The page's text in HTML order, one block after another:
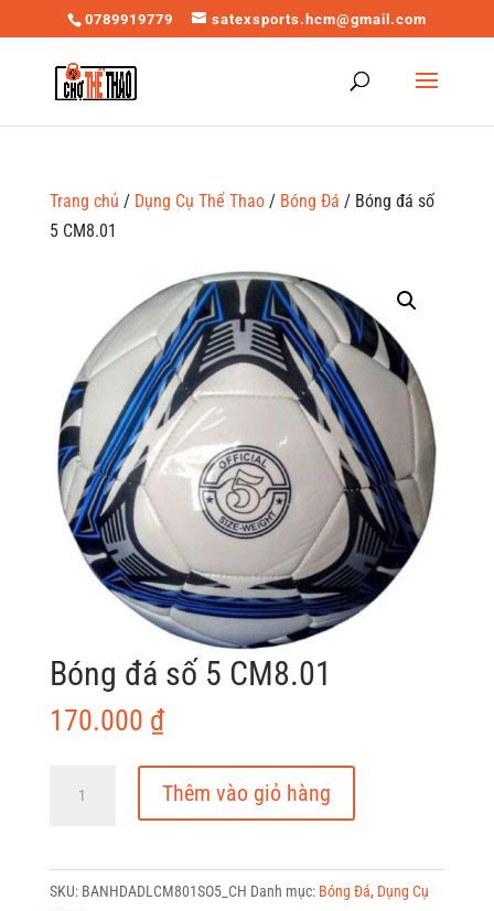
0789919779 satexsports.hcm@gmail.com
Trang chủ / Dụng Cụ Thể Thao/ Bóng Đá / Bóng đá số
5 CM8.01
Bóng đá số 5 CM8.01
170.000 ₫
5
CM8.01
Thêm vào giỏ hàng
SKU: BANHDADLCM801SO5_CH Danh mục: Bóng Đá, Dụng Cụ